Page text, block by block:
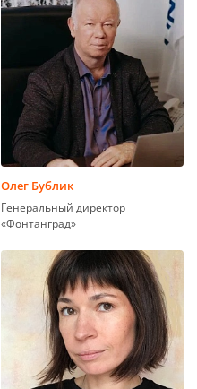
Олег Бублик
Генеральный директор
«Фонтанград»